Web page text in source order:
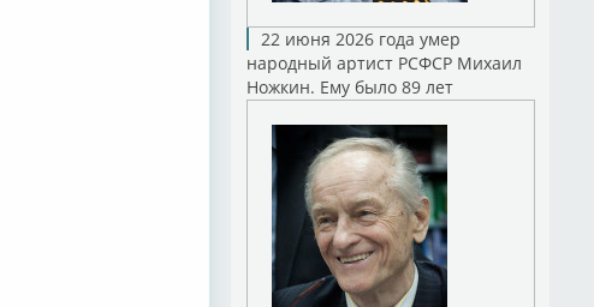
22 июня 2026 года умер
народный артист РСФСР Михаил
Ножкин. Ему было 89 лет